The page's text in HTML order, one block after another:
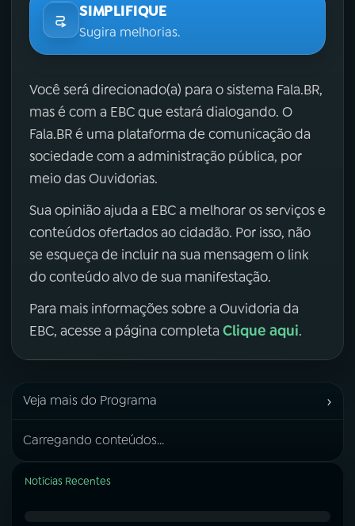
SIMPLIFIQUE
Sugira melhorias.
Você será direcionado(a) para o sistema Fala.BR,
mas é com a EBC que estará dialogando. O
Fala.BR é uma plataforma de comunicação da
sociedade com a administração pública, por
meio das Ouvidorias.
Sua opinião ajuda a EBC a melhorar os serviços e
conteúdos ofertados ao cidadão. Por isso, não
se esqueça de incluir na sua mensagem o link
do conteúdo alvo de sua manifestação.
Para mais informações sobre a Ouvidoria da
EBC, acesse a página completa Clique aqui.
Veja mais do Programa ›
Carregando conteúdos...
Notícias Recentes